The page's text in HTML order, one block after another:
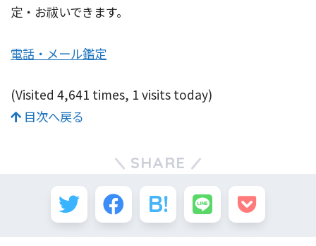
定・お祓いできます。
電話・メール鑑定
(Visited 4,641 times, 1 visits today)
目次へ戻る
SHARE